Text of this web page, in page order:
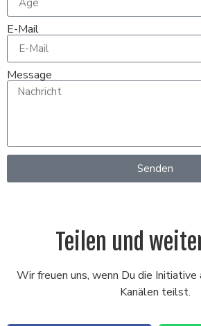
E-Mail
Message
Senden
Teilen und
Wir freuen uns, wenn Du die Initiative
Kanälen teilst.